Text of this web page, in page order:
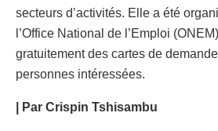
secteurs d’activités. Elle a été
l’Office National de l’Emploi
gratuitement des cartes de
personnes intéressées.
| Par Crispin Tshisambu